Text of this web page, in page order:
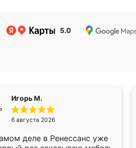
5.0
Игорь М.
6 августа 2026
деле в Ренессанс уже